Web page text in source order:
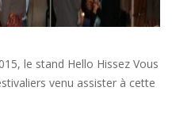
le stand Hello Hissez Vous
venu assister à cette